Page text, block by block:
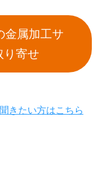
金属加工サ
り寄せ
きたい方はこちら